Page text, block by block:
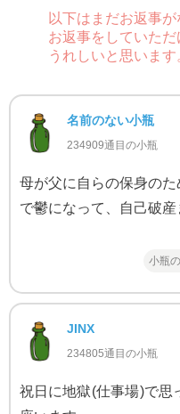
以下はまだお返事が
お返事をしていた
うれしいと思います
名前のない小瓶
234909通目の小瓶
母が父に自らの保身の
で鬱になって、自己破
小瓶
JINX
234805通目の小瓶
祝日に地獄(仕事場)で思